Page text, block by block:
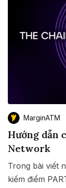
MarginATM
Hướng dẫn
Network
Trong bài viết
kiếm điểm